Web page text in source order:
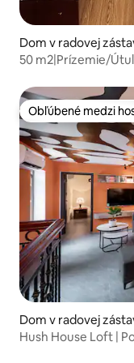
Dom v radovej
50 m2|Prízemie/
Obľúbené medzi
Obľúbené medzi
Dom v radovej
Hush House Loft |